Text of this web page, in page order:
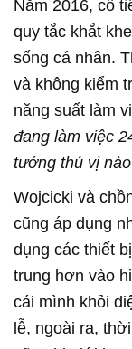
Năm 2016, cô
quy tắc khắt
sống cá nhân.
và không kiểm
năng suất làm
đang làm việc
tưởng thú vị
Wojcicki và
cũng áp dụng
dụng các thiết
trung hơn vào
cái mình khỏi
lễ, ngoài ra,